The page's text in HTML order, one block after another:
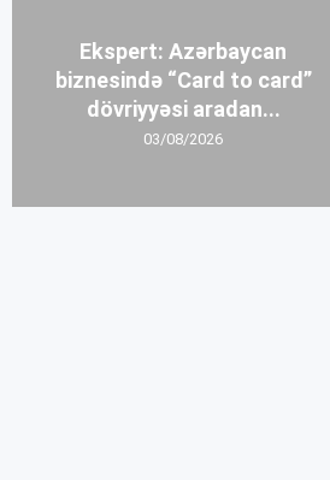
Ekspert: Azərbaycan
biznesində “Card to card”
dövriyyəsi aradan...
03/08/2026